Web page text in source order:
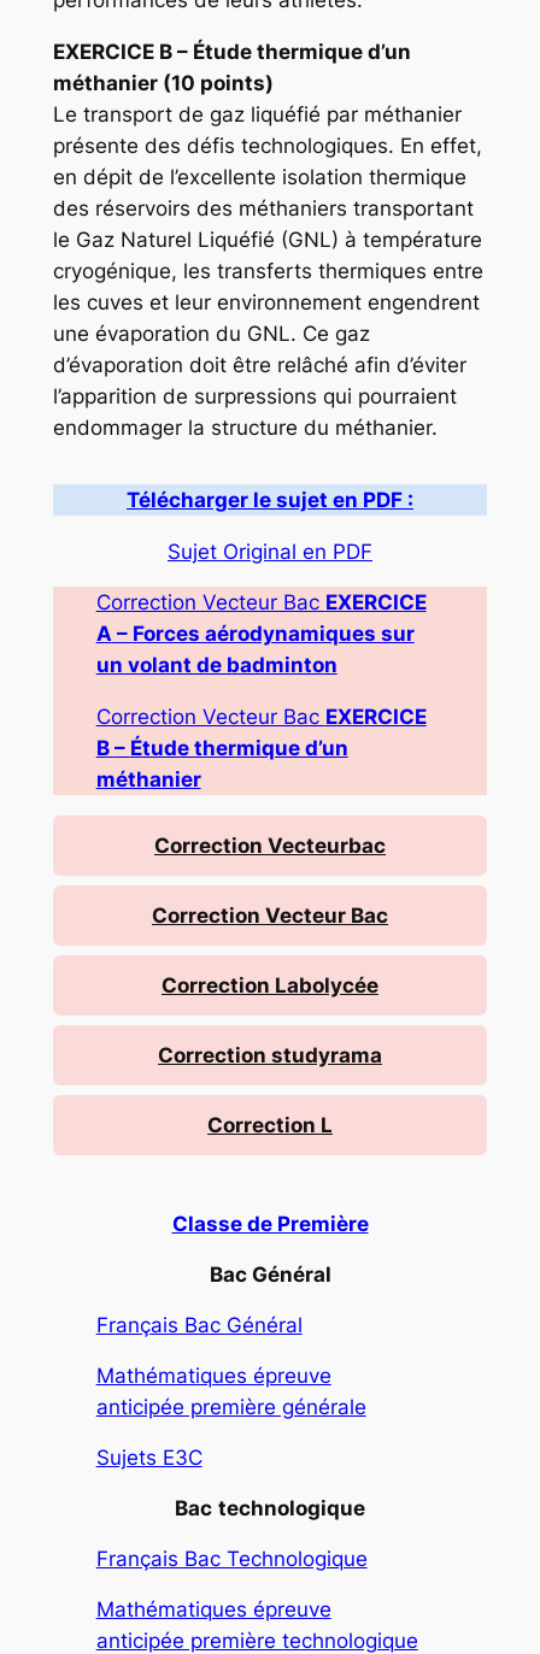
EXERCICE B– Étude thermique d’un
méthanier (10 points)
Le transport de gaz liquéfié par méthanier
présente des défis technologiques. En effet,
en dépit de l’excellente isolation thermique
des réservoirs des méthaniers transportant
le Gaz Naturel Liquéfié (GNL) à température
cryogénique, les transferts thermiques entre
les cuves et leur environnement engendrent
une évaporation du GNL. Ce gaz
d’évaporation doit être relâché afin d’éviter
l’apparition de surpressions qui pourraient
endommager la structure du méthanier.
Télécharger le sujet en PDF :
Sujet Original en PDF
Correction Vecteur Bac EXERCICE
A– Forces aérodynamiques sur
un volant de badminton
Correction Vecteur Bac EXERCICE
B – Étude thermique d’un
méthanier
Correction Vecteurbac
Correction Vecteur Bac
Correction Labolycée
Correction studyrama
Correction L
Classe de Première
Bac Général
Français Bac Général
Mathématiques épreuve
anticipée première générale
Sujets E3C
Bac technologique
Français Bac Technologique
Mathématiques épreuve
anticipée première technologique